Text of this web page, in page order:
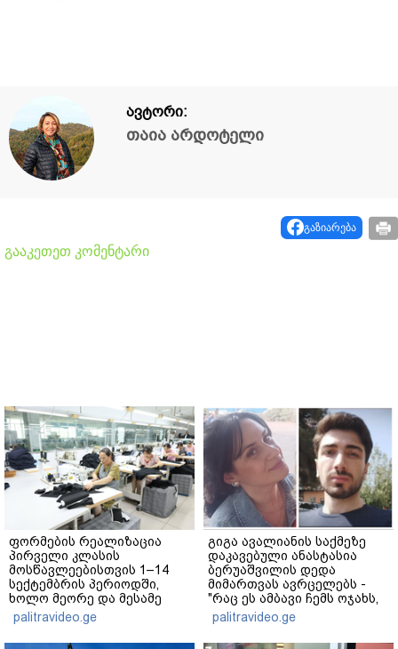
ავტორი:
თაია არდოტელი
გაზიარება
გააკეთეთ კომენტარი
ფორმების რეალიზაცია
პირველი კლასის
მოსწავლეებისთვის 1–14
სექტემბრის პერიოდში,
ხოლო მეორე და მესამე
ეტაპებზე...
palitravideo.ge
გიგა ავალიანის საქმეზე
დაკავებული ანასტასია
ბერუაშვილის დედა
მიმართვას ავრცელებს -
"რაც ეს ამბავი ჩემს ოჯახს,
ჩემს ანასტასიას გადახდა
თავს, მის მერე მე მე არ
ვარ"
palitravideo.ge